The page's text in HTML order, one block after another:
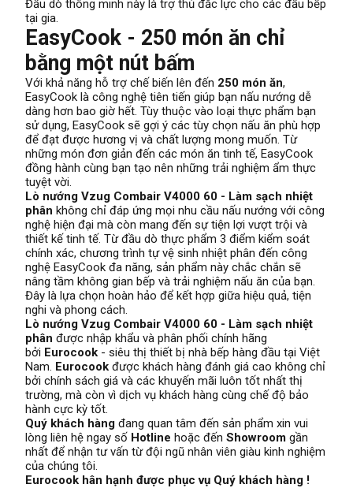
Đầu dò thông minh này là trợ thủ đắc lực cho các đầu bếp
tại gia.
EasyCook - 250 món ăn chỉ
bằng một nút bấm
Với khả năng hỗ trợ chế biến lên đến 250 món ăn,
EasyCook là công nghệ tiên tiến giúp bạn nấu nướng dễ
dàng hơn bao giờ hết. Tùy thuộc vào loại thực phẩm bạn
sử dụng, EasyCook sẽ gợi ý các tùy chọn nấu ăn phù hợp
để đạt được hương vị và chất lượng mong muốn. Từ
những món đơn giản đến các món ăn tinh tế, EasyCook
đồng hành cùng bạn tạo nên những trải nghiệm ẩm thực
tuyệt vời.
Lò nướng Vzug Combair V4000 60 - Làm sạch nhiệt
phân không chỉ đáp ứng mọi nhu cầu nấu nướng với công
nghệ hiện đại mà còn mang đến sự tiện lợi vượt trội và
thiết kế tinh tế. Từ đầu dò thực phẩm 3 điểm kiểm soát
chính xác, chương trình tự vệ sinh nhiệt phân đến công
nghệ EasyCook đa năng, sản phẩm này chắc chắn sẽ
nâng tầm không gian bếp và trải nghiệm nấu ăn của bạn.
Đây là lựa chọn hoàn hảo để kết hợp giữa hiệu quả, tiện
nghi và phong cách.
Lò nướng Vzug Combair V4000 60 - Làm sạch nhiệt
phân được nhập khẩu và phân phối chính hãng
bởi Eurocook - siêu thị thiết bị nhà bếp hàng đầu tại Việt
Nam. Eurocook được khách hàng đánh giá cao không chỉ
bởi chính sách giá và các khuyến mãi luôn tốt nhất thị
trường, mà còn vì dịch vụ khách hàng cùng chế độ bảo
hành cực kỳ tốt.
Quý khách hàng đang quan tâm đến sản phẩm xin vui
lòng liên hệ ngay số Hotline hoặc đến Showroom gần
nhất để nhận tư vấn từ đội ngũ nhân viên giàu kinh nghiệm
của chúng tôi.
Eurocook hân hạnh được phục vụ Quý khách hàng !